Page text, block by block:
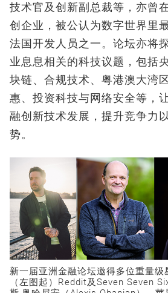
技术官及创新副总裁等，亦曾
创企业，被公认为数字世界里
法国开发人员之一。论坛亦将
业息息相关的科技议题，包括
块链、合规技术、粤港澳大湾
惠、投资科技与网络安全等，
融创新技术发展，提升竞争力
势。
新一届亚洲金融论坛邀得多位重量级
（左图起）Reddit及Seven Seven